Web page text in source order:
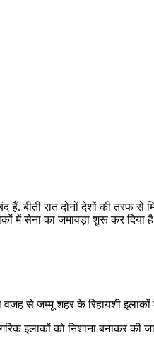
बीती रात दोनों देशों की तरफ से
में सेना का जमावड़ा शुरू कर
से जम्मू शहर के रिहायशी
इलाकों को निशाना बनाकर की